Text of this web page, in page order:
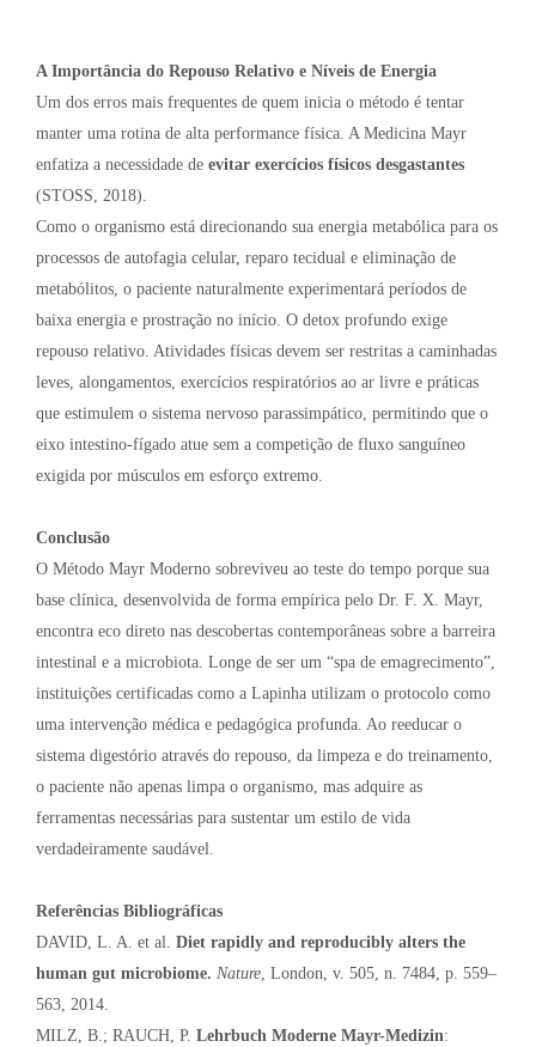
A Importância do Repouso Relativo e Níveis de Energia
Um dos erros mais frequentes de quem inicia o método é tentar
manter uma rotina de alta performance física. A Medicina Mayr
enfatiza a necessidade de evitar exercícios físicos desgastantes
(STOSS, 2018).
Como o organismo está direcionando sua energia metabólica para os
processos de autofagia celular, reparo tecidual e eliminação de
metabólitos, o paciente naturalmente experimentará períodos de
baixa energia e prostração no início. O detox profundo exige
repouso relativo. Atividades físicas devem ser restritas a caminhadas
leves, alongamentos, exercícios respiratórios ao ar livre e práticas
que estimulem o sistema nervoso parassimpático, permitindo que o
eixo intestino-fígado atue sem a competição de fluxo sanguíneo
exigida por músculos em esforço extremo.
Conclusão
O Método Mayr Moderno sobreviveu ao teste do tempo porque sua
base clínica, desenvolvida de forma empírica pelo Dr. F. X. Mayr,
encontra eco direto nas descobertas contemporâneas sobre a barreira
intestinal e a microbiota. Longe de ser um “spa de emagrecimento”,
instituições certificadas como a Lapinha utilizam o protocolo como
uma intervenção médica e pedagógica profunda. Ao reeducar o
sistema digestório através do repouso, da limpeza e do treinamento,
o paciente não apenas limpa o organismo, mas adquire as
ferramentas necessárias para sustentar um estilo de vida
verdadeiramente saudável.
Referências Bibliográficas
DAVID, L. A. et al. Diet rapidly and reproducibly alters the
human gut microbiome. Nature, London, v. 505, n. 7484, p. 559–
563, 2014.
MILZ, B.; RAUCH, P. Lehrbuch Moderne Mayr-Medizin: